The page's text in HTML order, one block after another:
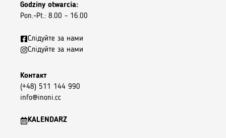
Godziny otwarcia:
Pon.–Pt.: 8.00 – 16.00
Слідуйте за нами
Слідуйте за нами
Контакт
(+48) 511 144 990
info@inoni.cc
KALENDARZ